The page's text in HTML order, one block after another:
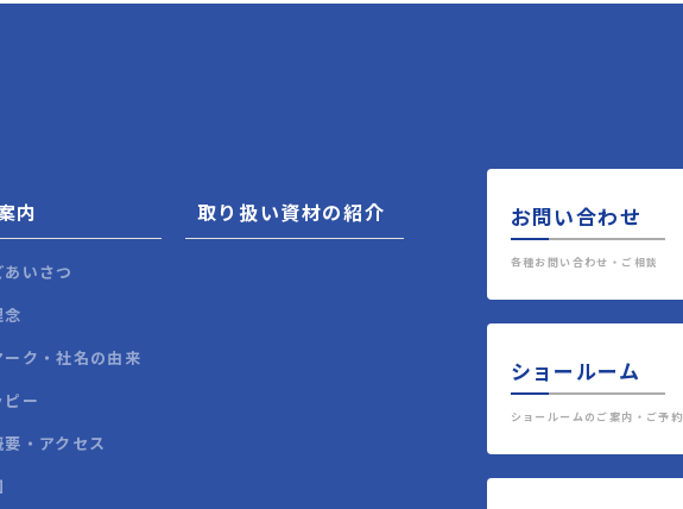
内
いさつ
念
ーク・社名の由来
ピー
・アクセス
取り扱い資材の紹介 お問い合わせ
各種お問い合わせ・ご相談
ショールーム
ショールームのご案内・ご予約